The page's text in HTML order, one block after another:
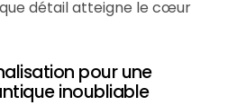
détail atteigne le cœur
pour une
inoubliable